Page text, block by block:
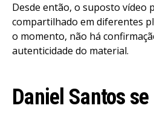
Desde então, o suposto vídeo
compartilhado em diferentes
o momento, não há
autenticidade do material.
Daniel Santos